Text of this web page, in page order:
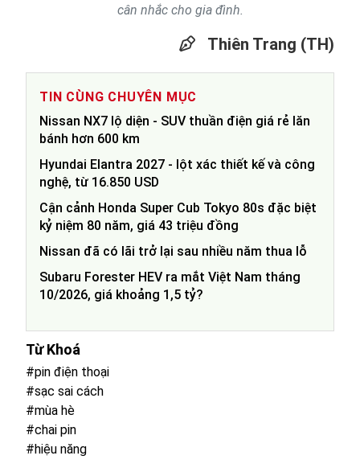
cân nhắc cho gia đình.
Thiên Trang (TH)
TIN CÙNG CHUYÊN MỤC
Nissan NX7 lộ diện - SUV thuần điện giá rẻ lăn
bánh hơn 600 km
Hyundai Elantra 2027 - lột xác thiết kế và công
nghệ, từ 16.850 USD
Cận cảnh Honda Super Cub Tokyo 80s đặc biệt
kỷ niệm 80 năm, giá 43 triệu đồng
Nissan đã có lãi trở lại sau nhiều năm thua lỗ
Subaru Forester HEV ra mắt Việt Nam tháng
10/2026, giá khoảng 1,5 tỷ?
Từ Khoá
#pin điện thoại
#sạc sai cách
#mùa hè
#chai pin
#hiệu năng